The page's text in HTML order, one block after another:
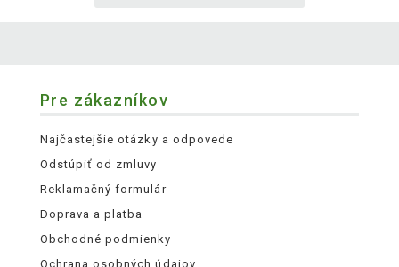
Pre zákazníkov
Najčastejšie otázky a odpovede
Odstúpiť od zmluvy
Reklamačný formulár
Doprava a platba
Obchodné podmienky
Ochrana osobných údajov